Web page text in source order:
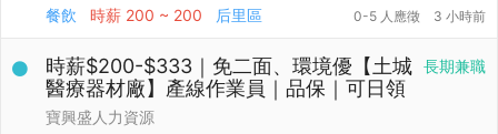
餐飲
時薪 200 ~ 200 后里區 0-5 人應徵 3 小時前
長期兼職
時薪$200-$333｜免二面、環境優【土城
醫療器材廠】產線作業員｜品保｜可日領
寶興盛人力資源